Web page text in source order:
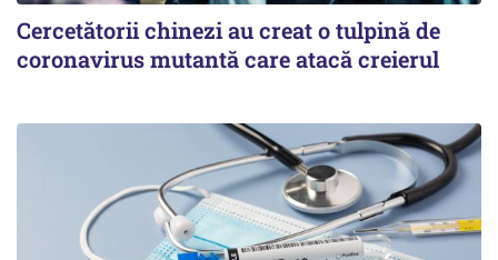
Cercetătorii chinezi au creat o tulpină de
coronavirus mutantă care atacă creierul